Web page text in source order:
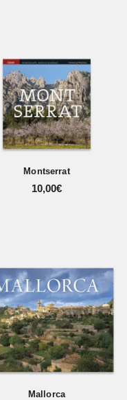
Montserrat
10,00€
Mallorca